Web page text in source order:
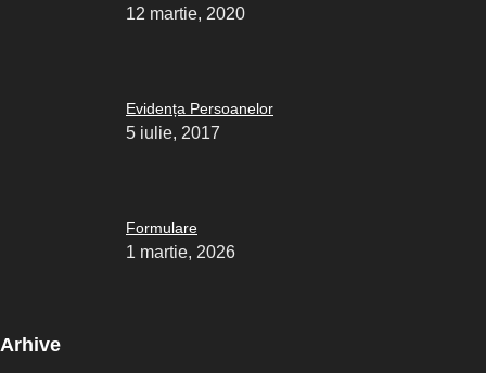
12 martie, 2020
Evidența Persoanelor
5 iulie, 2017
Formulare
1 martie, 2026
Arhive